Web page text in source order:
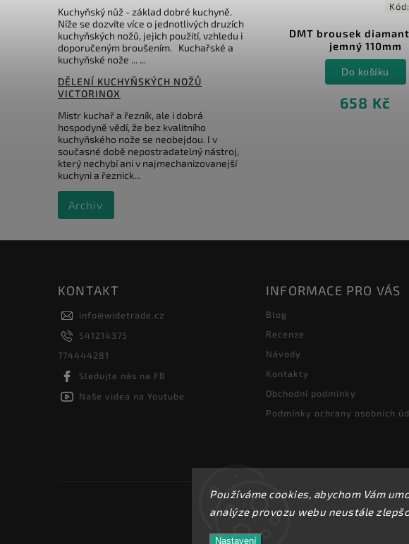
Používáme cookies, abychom Vám
analýze provozu webu neustále
Nastavení
Kuchyňský nůž - základ dobré kuchyně.
Níže se dozvíte více o jednotlivých druzích
kuchyňských nožů, jejich použití, vzhledu i
doporučeným broušením. Kuchařské a
kuchyňské nože ... ...
DĚLENÍ KUCHYŇSKÝCH NOŽŮ
VICTORINOX
Mistr kuchař a řezník, ale i dobrá
hospodyně vědí, že bez kvalitního
kuchyňského nože se neobejdou. I v
současné době nepostradatelný nástroj,
který nechybí ani v najmechanizovanejší
kuchyni a řeznick...
Archiv
Kód: TG2019
Taidea diamantový
oboustranný brusný kámen na
nože 600/1000
649 Kč
Do košíku
Kód:
DMT brousek
jemný 110mm
658 Kč
Do košíku
KONTAKT
info@widetrade.cz
541214375
774444281
Sledujte nás na FB
Naše videa na Youtube
INFORMACE PRO VÁS
Blog
Recenze
Návody
Kontakty
Obchodní podmínky
Podmínky ochrany osobních
Copyright 2026